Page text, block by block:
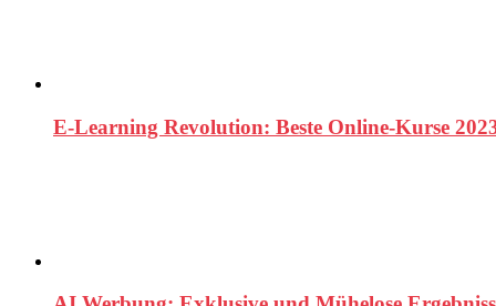
E-Learning Revolution: Beste Online-Kurse